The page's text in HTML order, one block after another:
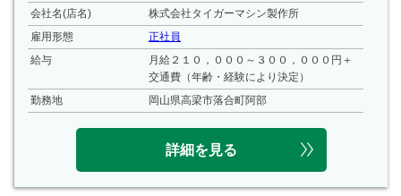
会社名(店名)
株式会社タイガーマシン製作所
雇用形態
正社員
給与
月給２１０，０００～３００，０００円＋
交通費（年齢・経験により決定）
勤務地
岡山県高梁市落合町阿部
詳細を見る